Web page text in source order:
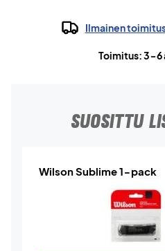
Ilmainen
Toimitus: 3-6
SUOSITTU
Wilson Sublime 1-pack